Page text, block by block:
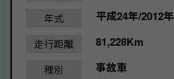
年式 平成24年/2012年
走行距離 81,228Km
種別 事故車